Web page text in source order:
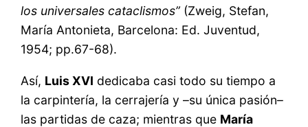
los universales cataclismos” (Zweig, Stefan,
María Antonieta, Barcelona: Ed. Juventud,
1954; pp.67-68).
Así, Luis XVI dedicaba casi todo su tiempo a
la carpintería, la cerrajería y –su única pasión–
las partidas de caza; mientras que María